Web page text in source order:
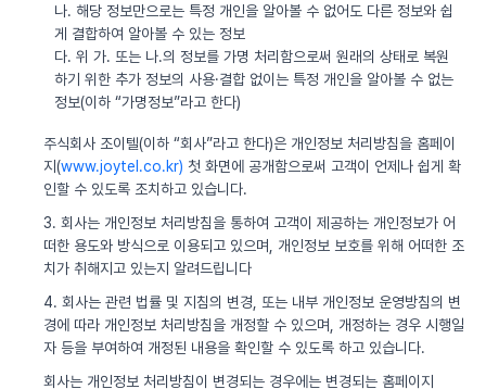
나. 해당 정보만으로는 특정 개인을 알아볼 수 없어도 다른 정보와 쉽
게 결합하여 알아볼 수 있는 정보
다. 위 가. 또는 나.의 정보를 가명 처리함으로써 원래의 상태로 복원
하기 위한 추가 정보의 사용·결합 없이는 특정 개인을 알아볼 수 없는
정보(이하 “가명정보”라고 한다)
주식회사 조이텔(이하 “회사”라고 한다)은 개인정보 처리방침을 홈페이
지(www.joytel.co.kr) 첫 화면에 공개함으로써 고객이 언제나 쉽게 확
인할 수 있도록 조치하고 있습니다.
3. 회사는 개인정보 처리방침을 통하여 고객이 제공하는 개인정보가 어
떠한 용도와 방식으로 이용되고 있으며, 개인정보 보호를 위해 어떠한 조
치가 취해지고 있는지 알려드립니다
4. 회사는 관련 법률 및 지침의 변경, 또는 내부 개인정보 운영방침의 변
경에 따라 개인정보 처리방침을 개정할 수 있으며, 개정하는 경우 시행일
자 등을 부여하여 개정된 내용을 확인할 수 있도록 하고 있습니다.
회사는 개인정보 처리방침이 변경되는 경우에는 변경되는 홈페이지